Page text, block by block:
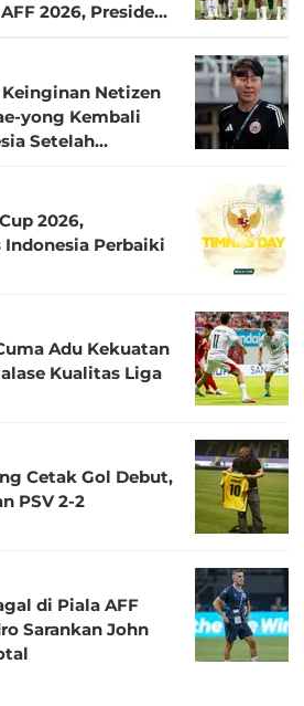
2026, Presiden
Keinginan Netizen
yong Kembali
Setelah
2026,
Indonesia Perbaiki
Adu Kekuatan
Kualitas Liga
Cetak Gol Debut,
PSV 2-2
di Piala AFF
Sarankan John